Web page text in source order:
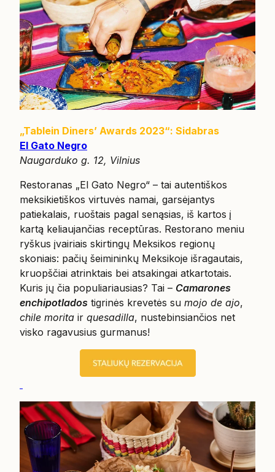
„Tablein Diners’ Awards 2023“: Sidabras
El Gato Negro
Naugarduko g. 12, Vilnius
Restoranas „El Gato Negro“ – tai autentiškos
meksikietiškos virtuvės namai, garsėjantys
patiekalais, ruoštais pagal senąsias, iš kartos į
kartą keliaujančias receptūras. Restorano meniu
ryškus įvairiais skirtingų Meksikos regionų
skoniais: pačių šeimininkų Meksikoje išragautais,
kruopščiai atrinktais bei atsakingai atkartotais.
Kuris jų čia populiariausias? Tai – Camarones
enchipotlados tigrinės krevetės su mojo de ajo,
chile morita ir quesadilla, nustebinsiančios net
visko ragavusius gurmanus!